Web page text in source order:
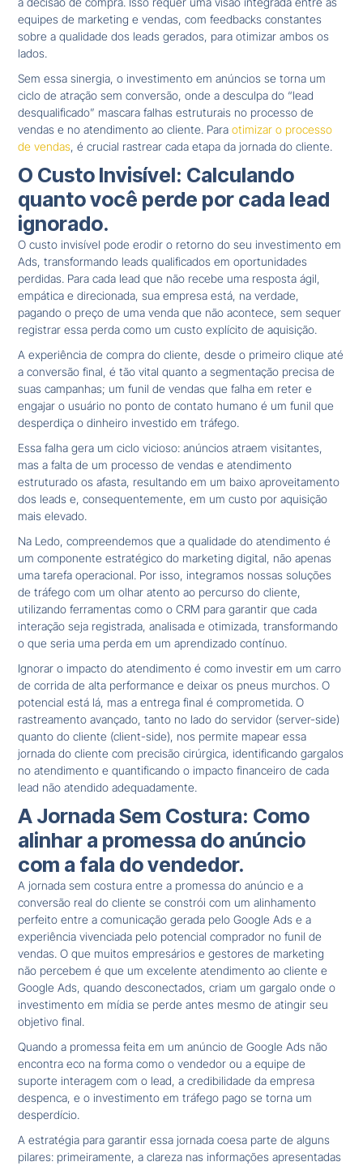
equipes de marketing e vendas, com feedbacks constantes
sobre a qualidade dos leads gerados, para otimizar ambos os
lados.
Sem essa sinergia, o investimento em anúncios se torna um
ciclo de atração sem conversão, onde a desculpa do “lead
desqualificado” mascara falhas estruturais no processo de
vendas e no atendimento ao cliente. Paraotimizar o processo
de vendas, é crucial rastrear cada etapa da jornada do cliente.
O Custo Invisível: Calculando
quanto você perde por cada lead
ignorado.
O custo invisível pode erodir o retorno do seu investimento em
Ads, transformando leads qualificados em oportunidades
perdidas. Para cada lead que não recebe uma resposta ágil,
empática e direcionada, sua empresa está, na verdade,
pagando o preço de uma venda que não acontece, sem sequer
registrar essa perda como um custo explícito de aquisição.
A experiência de compra do cliente, desde o primeiro clique até
a conversão final, é tão vital quanto a segmentação precisa de
suas campanhas; um funil de vendas que falha em reter e
engajar o usuário no ponto de contato humano é um funil que
desperdiça o dinheiro investido em tráfego.
Essa falha gera um ciclo vicioso: anúncios atraem visitantes,
mas a falta de um processo de vendas e atendimento
estruturado os afasta, resultando em um baixo aproveitamento
dos leads e, consequentemente, em um custo por aquisição
mais elevado.
Na Ledo, compreendemos que a qualidade do atendimento é
um componente estratégico do marketing digital, não apenas
uma tarefa operacional. Por isso, integramos nossas soluções
de tráfego com um olhar atento ao percurso do cliente,
utilizando ferramentas como o CRM para garantir que cada
interação seja registrada, analisada e otimizada, transformando
o que seria uma perda em um aprendizado contínuo.
Ignorar o impacto do atendimento é como investir em um carro
de corrida de alta performance e deixar os pneus murchos. O
potencial está lá, mas a entrega final é comprometida. O
rastreamento avançado, tanto no lado do servidor (server-side)
quanto do cliente (client-side), nos permite mapear essa
jornada do cliente com precisão cirúrgica, identificando gargalos
no atendimento e quantificando o impacto financeiro de cada
lead não atendido adequadamente.
A Jornada Sem Costura: Como
alinhar a promessa do anúncio
com a fala do vendedor.
A jornada sem costura entre a promessa do anúncio e a
conversão real do cliente se constrói com um alinhamento
perfeito entre a comunicação gerada pelo Google Ads e a
experiência vivenciada pelo potencial comprador no funil de
vendas. O que muitos empresários e gestores de marketing
não percebem é que um excelente atendimento ao cliente e
Google Ads, quando desconectados, criam um gargalo onde o
investimento em mídia se perde antes mesmo de atingir seu
objetivo final.
Quando a promessa feita em um anúncio de Google Ads não
encontra eco na forma como o vendedor ou a equipe de
suporte interagem com o lead, a credibilidade da empresa
despenca, e o investimento em tráfego pago se torna um
desperdício.
A estratégia para garantir essa jornada coesa parte de alguns
pilares: primeiramente, a clareza nas informações apresentadas